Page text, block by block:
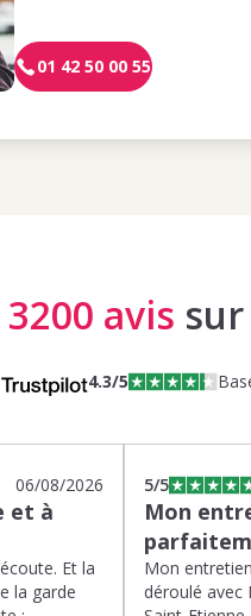
01 42 50 00 55
3200 avis
4.3/5
06/08/2026
et à
Et la
la garde
5/5
Mon
Mon
déroulé avec